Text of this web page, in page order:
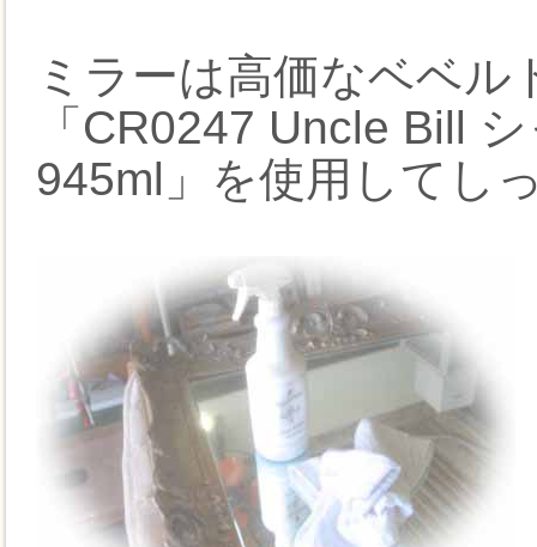
ミラーは高価なベベ
「CR0247 Uncle Bill
945ml」を使用してし